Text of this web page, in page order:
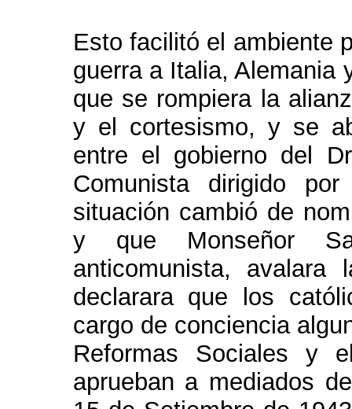
Esto facilitó el ambiente
guerra a Italia, Alemania
que se rompiera la
y el cortesismo, y se
entre el gobierno del
Comunista dirigido
situación cambió de
y que Monseñor
anticomunista, avalara
declarara que los
cargo de conciencia
Reformas Sociales y
aprueban a mediados